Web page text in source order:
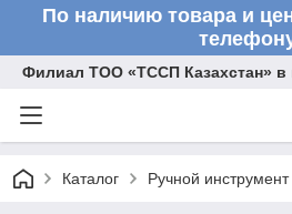
По наличию товара и
Филиал ТОО «ТССП Казахстан» в
Каталог Ручной инструмент